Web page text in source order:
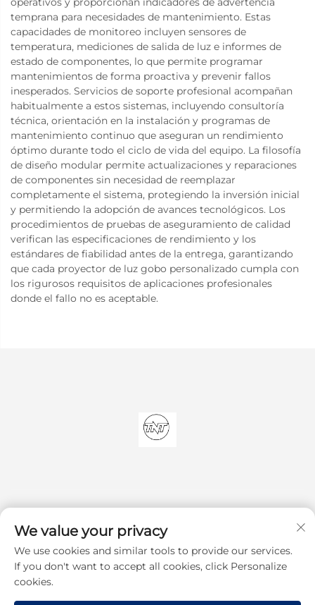
temprana para necesidades de mantenimiento. Estas
capacidades de monitoreo incluyen sensores de
temperatura, mediciones de salida de luz e informes de
estado de componentes, lo que permite programar
mantenimientos de forma proactiva y prevenir fallos
inesperados. Servicios de soporte profesional acompañan
habitualmente a estos sistemas, incluyendo consultoría
técnica, orientación en la instalación y programas de
mantenimiento continuo que aseguran un rendimiento
óptimo durante todo el ciclo de vida del equipo. La filosofía
de diseño modular permite actualizaciones y reparaciones
de componentes sin necesidad de reemplazar
completamente el sistema, protegiendo la inversión inicial
y permitiendo la adopción de avances tecnológicos. Los
procedimientos de pruebas de aseguramiento de calidad
verifican las especificaciones de rendimiento y los
estándares de fiabilidad antes de la entrega, garantizando
que cada proyector de luz gobo personalizado cumpla con
los rigurosos requisitos de aplicaciones profesionales
donde el fallo no es aceptable.
Suscribirse
We value your privacy
We use cookies and similar tools to provide our services.
If you don't want to accept all cookies, click Personalize
cookies.